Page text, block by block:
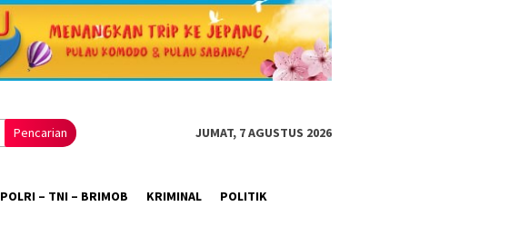
Pencarian JUMAT, 7 AGUSTUS 2026
POLRI – TNI – BRIMOB KRIMINAL POLITIK